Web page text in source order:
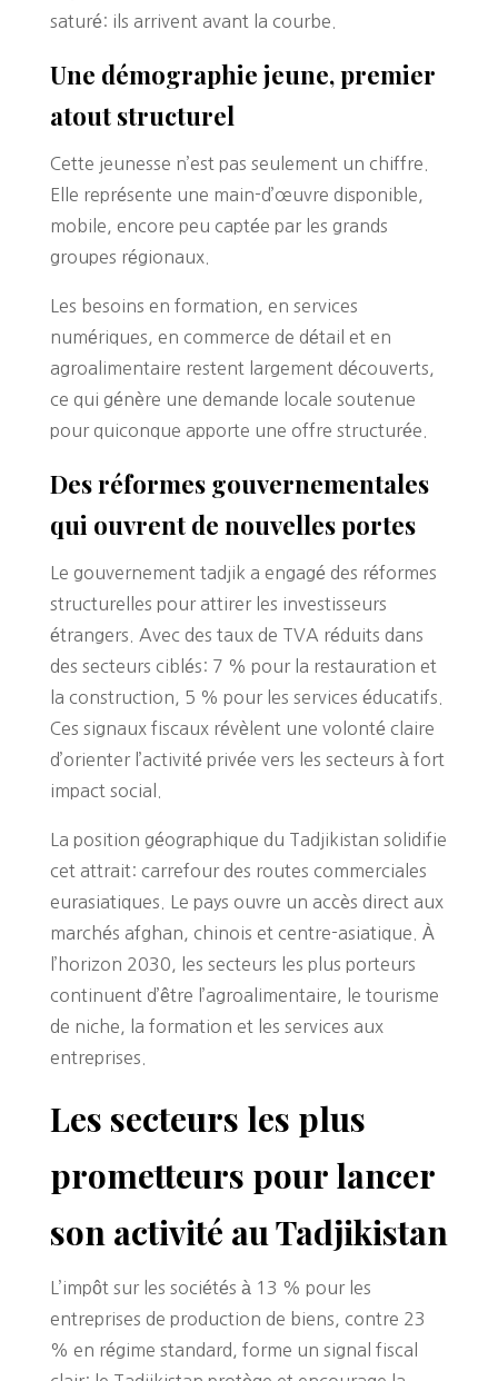
saturé: ils arrivent avant la courbe.
Une démographie jeune, premier
atout structurel
Cette jeunesse n’est pas seulement un chiffre.
Elle représente une main-d’œuvre disponible,
mobile, encore peu captée par les grands
groupes régionaux.
Les besoins en formation, en services
numériques, en commerce de détail et en
agroalimentaire restent largement découverts,
ce qui génère une demande locale soutenue
pour quiconque apporte une offre structurée.
Des réformes gouvernementales
qui ouvrent de nouvelles portes
Le gouvernement tadjik a engagé des réformes
structurelles pour attirer les investisseurs
étrangers. Avec des taux de TVA réduits dans
des secteurs ciblés: 7 % pour la restauration et
la construction, 5 % pour les services éducatifs.
Ces signaux fiscaux révèlent une volonté claire
d’orienter l’activité privée vers les secteurs à fort
impact social.
La position géographique du Tadjikistan solidifie
cet attrait: carrefour des routes commerciales
eurasiatiques. Le pays ouvre un accès direct aux
marchés afghan, chinois et centre-asiatique. À
l’horizon 2030, les secteurs les plus porteurs
continuent d’être l’agroalimentaire, le tourisme
de niche, la formation et les services aux
entreprises.
Les secteurs les plus
prometteurs pour lancer
son activité au Tadjikistan
L’impôt sur les sociétés à 13 % pour les
entreprises de production de biens, contre 23
% en régime standard, forme un signal fiscal